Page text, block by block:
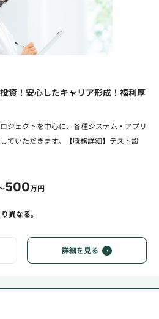
資！安心したキャリア形成！福利厚
ジェクトを中心に、各種システム・アプリ
ていただきます。【職務詳細】テスト設
500万円
異なる。
詳細を見る